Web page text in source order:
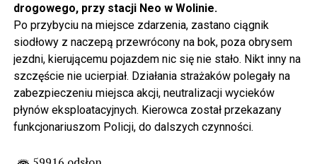
drogowego, przy stacji Neo w Wolinie.
Po przybyciu na miejsce zdarzenia, zastano ciągnik
siodłowy z naczepą przewrócony na bok, poza obrysem
jezdni, kierującemu pojazdem nic się nie stało. Nikt inny na
szczęście nie ucierpiał. Działania strażaków polegały na
zabezpieczeniu miejsca akcji, neutralizacji wycieków
płynów eksploatacyjnych. Kierowca został przekazany
funkcjonariuszom Policji, do dalszych czynności.